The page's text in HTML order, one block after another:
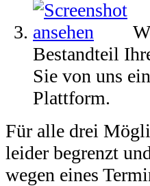
Bestandteil
Sie von uns
Plattform.
Für alle drei
leider begrenzt
wegen eines